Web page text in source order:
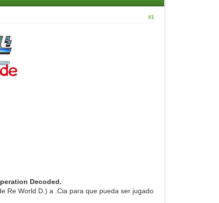
#1
Decoded.
Re World D.) a .Cia para que pueda ser jugado